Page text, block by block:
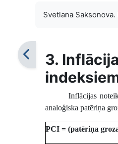
Svetlana
3.
Inflācijas
analoģiska patēriņa
PCI = (patēriņa